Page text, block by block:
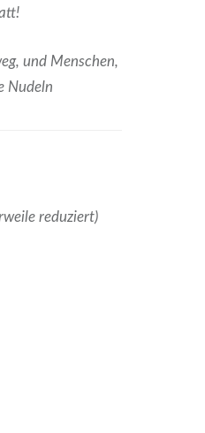
und Menschen,
Nudeln
reduziert)